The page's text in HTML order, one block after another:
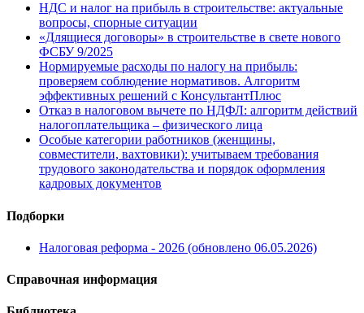
НДС и налог на прибыль в строительстве: актуальные
вопросы, спорные ситуации
«Длящиеся договоры» в строительстве в свете нового
ФСБУ 9/2025
Нормируемые расходы по налогу на прибыль:
проверяем соблюдение нормативов. Алгоритм
эффективных решений с КонсультантПлюс
Отказ в налоговом вычете по НДФЛ: алгоритм действий
налогоплательщика – физического лица
Особые категории работников (женщины,
совместители, вахтовики): учитываем требования
трудового законодательства и порядок оформления
кадровых документов
Подборки
Налоговая реформа - 2026 (обновлено 06.05.2026)
Справочная информация